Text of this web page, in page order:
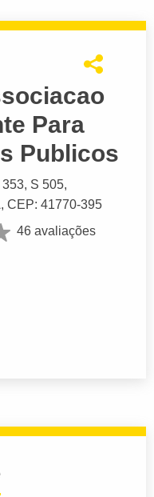
Para
Publicos
353, S 505,
CEP: 41770-395
46 avaliações